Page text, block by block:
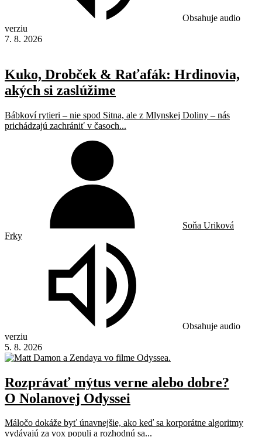
Obsahuje audio
verziu
7. 8. 2026
Kuko, Drobček & Raťafák: Hrdinovia,
akých si zaslúžime
Bábkoví rytieri – nie spod Sitna, ale z Mlynskej Doliny – nás
prichádzajú zachrániť v časoch...
Soňa Uriková
Frky
Obsahuje audio
verziu
5. 8. 2026
Rozprávať mýtus verne alebo dobre?
O Nolanovej Odyssei
Máločo dokáže byť únavnejšie, ako keď sa korporátne algoritmy
vydávajú za vox populi a rozhodnú sa...